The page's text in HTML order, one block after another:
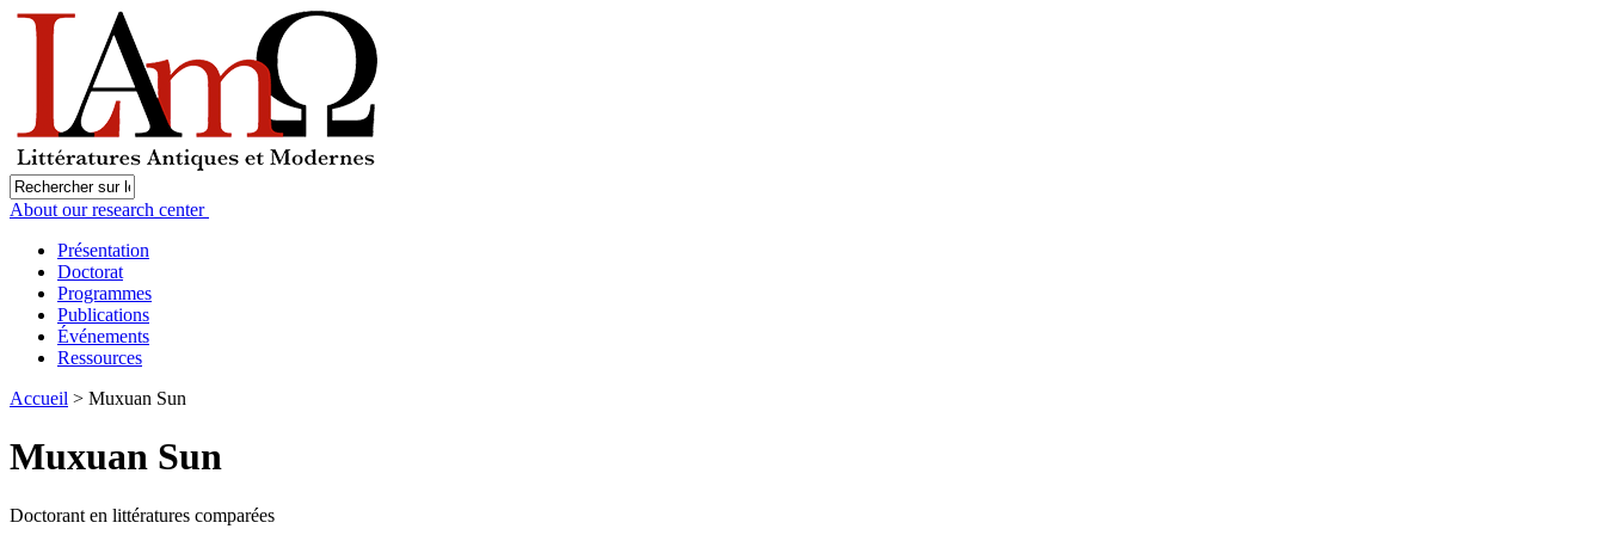
About our research center
Présentation
Doctorat
Programmes
Publications
Événements
Ressources
Accueil > Muxuan Sun
Muxuan Sun
Doctorant en littératures comparées